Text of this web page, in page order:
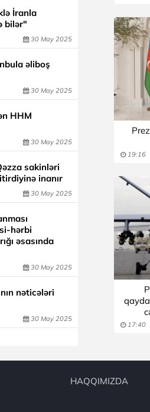
İranla
bilər"
30 May 2025
əliboş
30 May 2025
HHM
30 May 2025
sakinləri
inanır
30 May 2025
hərbi
əsasında
30 May 2025
nəticələri
30 May 2025
19:16
17:40
HAQQIMIZDA